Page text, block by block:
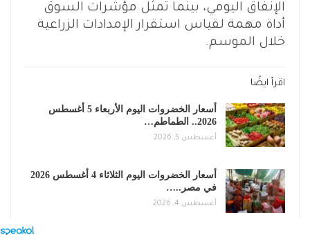
الإنفاق اليومي، بينما تمثل مؤشرات السوق
أداة مهمة لقياس استقرار الإمدادات الزراعية
خلال الموسم.
اقرأ ايضًا
أسعار الخضروات اليوم الأربعاء 5 أغسطس
2026.. الطماطم…
أغسطس 5, 2026
أسعار الخضروات اليوم الثلاثاء 4 أغسطس 2026
في مصر..…
أغسطس 4, 2026